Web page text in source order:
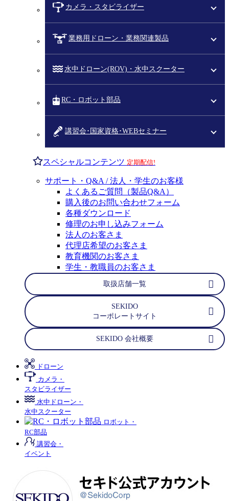
カメラ・スタビライザー
業務用ドローン・業務関連製品
水中ドローン(ROV)・水中スクーター
RC・ロボット部品
講習会･国家資格･WEBセミナー
スペシャルコンテンツ 定期配信!
サポート・Q&A / 法人・学生のお客様
よくあるご質問（製品Q&A）
購入後のお問い合わせフォーム
各種ダウンロード
修理のお申し込みフォーム
法人のお客さま
代理店希望のお客さま
教育機関のお客さま
学生・教職員のお客さま
取扱店舗一覧
SEKIDO
コーポレートサイト
SEKIDO 会社概要
ドローン
カメラ・
スタビライザー
水中ドローン・
水中スクーター
ロボット・
RC部品
講習会・
イベント